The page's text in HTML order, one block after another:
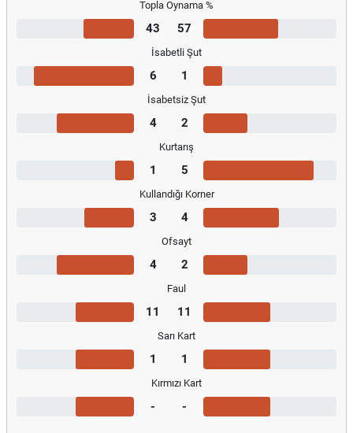
Topla Oynama %
43 57
İsabetli Şut
6 1
İsabetsiz Şut
4 2
Kurtarış
1 5
Kullandığı Korner
3 4
Ofsayt
4 2
Faul
11 11
Sarı Kart
1 1
Kırmızı Kart
- -